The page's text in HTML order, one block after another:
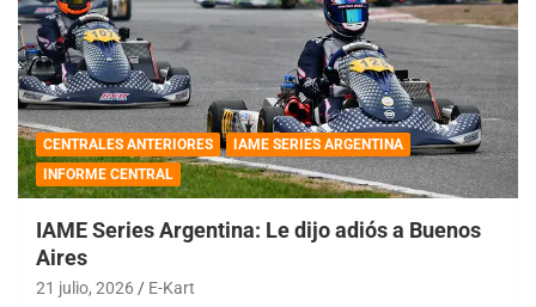
CENTRALES ANTERIORES
IAME SERIES ARGENTINA
INFORME CENTRAL
IAME Series Argentina: Le dijo adiós a Buenos
Aires
21 julio, 2026 E-Kart